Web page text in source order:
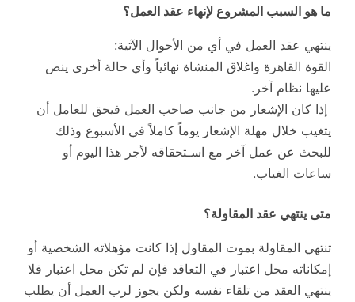
ما هو السبب المشروع لإنهاء عقد العمل؟
ينتهي عقد العمل في أي من الأحوال الآتية:
القوة القاهرة واغلاق المنشاة نهائياً وأي حالة أخرى ينص
عليها نظام آخر.
إذا كان الإشعار من جانب صاحب العمل فيحق للعامل أن
يتغيب خلال مهلة الإشعار يوماً كاملاً في الأسبوع وذلك
للبحث عن عمل آخر مع اسـتحقاقه لأجر هذا اليوم أو
ساعات الغياب.
متى ينتهي عقد المقاولة؟
تنتهي المقاولة بموت المقاول إذا كانت مؤهلاته الشخصية أو
إمكاناته محل اعتبار في التعاقد فإن لم تكن محل اعتبار فلا
ينتهي العقد من تلقاء نفسه ولكن يجوز لرب العمل أن يطلب